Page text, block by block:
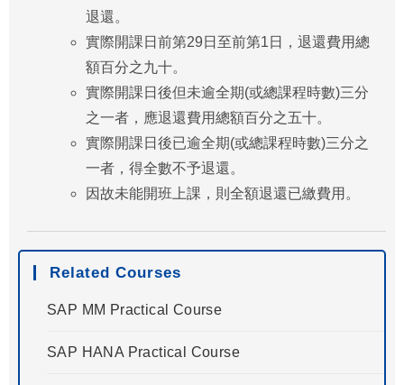
退還。
實際開課日前第29日至前第1日，退還費用總
額百分之九十。
實際開課日後但未逾全期(或總課程時數)三分
之一者，應退還費用總額百分之五十。
實際開課日後已逾全期(或總課程時數)三分之
一者，得全數不予退還。
因故未能開班上課，則全額退還已繳費用。
Related Courses
SAP MM Practical Course
SAP HANA Practical Course